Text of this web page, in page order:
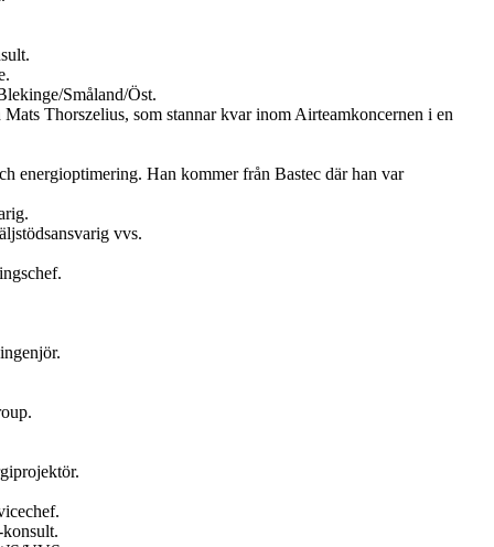
Småland/Öst.
Thorszelius, som stannar kvar inom Airteamkoncernen i en
energioptimering. Han kommer från Bastec där han var
vvs.